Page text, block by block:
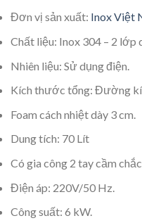
Đơn vị sản xuất: Inox Việt
Chất liệu: Inox 304 – 2 lớp
Nhiên liệu: Sử dụng điện.
Kích thước tổng: Đường
Foam cách nhiệt dày 3 cm.
Dung tích: 70 Lít
Có gia công 2 tay cầm
Điện áp: 220V/50 Hz.
Công suất: 6 kW.